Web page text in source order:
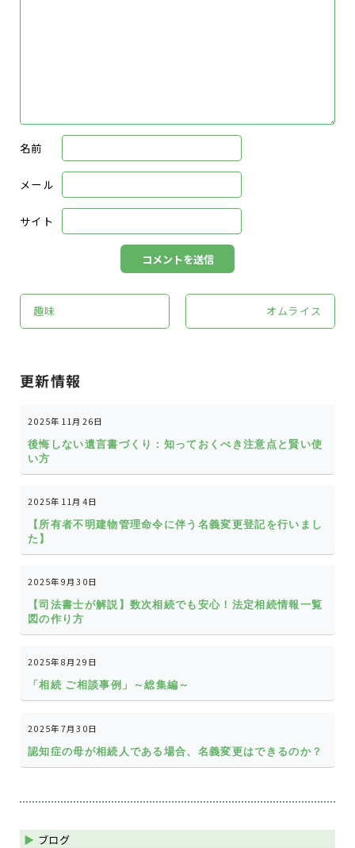
名前
メール
サイト
趣味 オムライス
更新情報
2025年11月26日
後悔しない遺言書づくり：知っておくべき注意点と賢い使
い方
2025年11月4日
【所有者不明建物管理命令に伴う名義変更登記を行いまし
た】
2025年9月30日
【司法書士が解説】数次相続でも安心！法定相続情報一覧
図の作り方
2025年8月29日
「相続 ご相談事例」～総集編～
2025年7月30日
認知症の母が相続人である場合、名義変更はできるのか？
ブログ